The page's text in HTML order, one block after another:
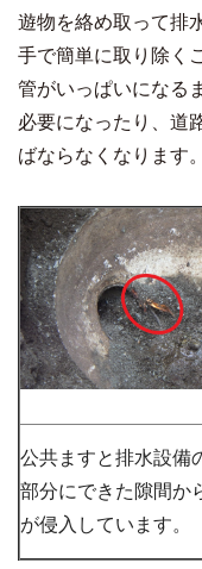
遊物を絡め取って排
手で簡単に取り除く
管がいっぱいになる
必要になったり、道
ばならなくなります。
公共ますと排水設備
部分にできた隙間か
が侵入しています。